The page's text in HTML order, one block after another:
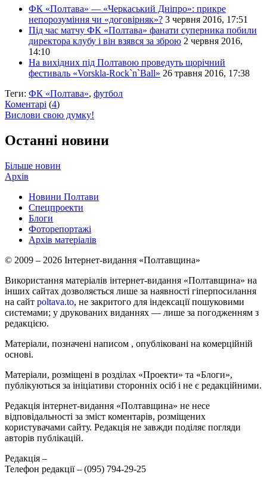
ФК «Полтава» — «Черкаський Дніпро»: прикре
непорозуміння чи «договірняк»? 3 червня 2016, 17:51
Під час матчу ФК «Полтава» фанати суперника побили
директора клубу і він взявся за зброю 2 червня 2016,
14:10
На вихідних під Полтавою проведуть щорічний
фестиваль «Vorskla-Rock`n`Ball» 26 травня 2016, 17:38
Теги: ФК «Полтава», футбол
Коментарі (4)
Вислови свою думку!
Останні новини
Більше новин
Архів
Новини Полтави
Спецпроекти
Блоги
Фоторепортажі
Архів матеріалів
© 2009 – 2026 Інтернет-видання «Полтавщина»
Використання матеріалів інтернет-видання «Полтавщина» на
інших сайтах дозволяється лише за наявності гіперпосилання
на сайт poltava.to, не закритого для індексації пошуковими
системами; у друкованих виданнях — лише за погодженням з
редакцією.
Матеріали, позначені написом , опубліковані на комерційній
основі.
Матеріали, розміщені в розділах «Проекти» та «Блоги»,
публікуються за ініціативи сторонніх осіб і не є редакційними.
Редакція інтернет-видання «Полтавщина» не несе
відповідальності за зміст коментарів, розміщених
користувачами сайту. Редакція не завжди поділяє погляди
авторів публікацій.
Редакція –
Телефон редакції – (095) 794-29-25